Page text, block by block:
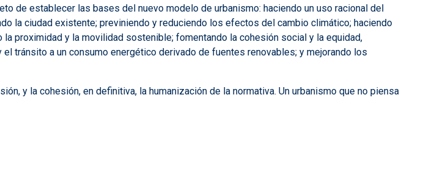
de establecer las bases del nuevo modelo de urbanismo: haciendo un uso racional del
la ciudad existente; previniendo y reduciendo los efectos del cambio climático; haciendo
proximidad y la movilidad sostenible; fomentando la cohesión social y la equidad,
tránsito a un consumo energético derivado de fuentes renovables; y mejorando los
y la cohesión, en definitiva, la humanización de la normativa. Un urbanismo que no piensa